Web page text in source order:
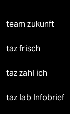
team zukunft
taz frisch
taz zahl ich
taz lab Infobrief